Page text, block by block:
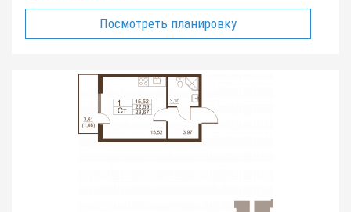
Посмотреть планировку